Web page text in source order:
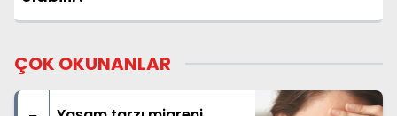
ÇOK OKUNANLAR